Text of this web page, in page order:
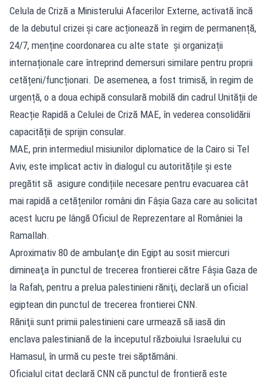
Celula de Criză a Ministerului Afacerilor Externe, activată încă
de la debutul crizei și care acționează în regim de permanență,
24/7, menține coordonarea cu alte state și organizații
internaționale care întreprind demersuri similare pentru proprii
cetățeni/funcționari. De asemenea, a fost trimisă, în regim de
urgență, o a doua echipă consulară mobilă din cadrul Unității de
Reacție Rapidă a Celulei de Criză MAE, în vederea consolidării
capacității de sprijin consular.
MAE, prin intermediul misiunilor diplomatice de la Cairo si Tel
Aviv, este implicat activ în dialogul cu autoritățile și este
pregătit să asigure condițiile necesare pentru evacuarea cât
mai rapidă a cetățenilor români din Fâșia Gaza care au solicitat
acest lucru pe lângă Oficiul de Reprezentare al României la
Ramallah.
Aproximativ 80 de ambulanţe din Egipt au sosit miercuri
dimineaţa în punctul de trecerea frontierei către Fâşia Gaza de
la Rafah, pentru a prelua palestinieni răniţi, declară un oficial
egiptean din punctul de trecerea frontierei CNN.
Răniţii sunt primii palestinieni care urmează să iasă din
enclava palestiniană de la începutul războiului Israelului cu
Hamasul, în urmă cu peste trei săptămâni.
Oficialul citat declară CNN că punctul de frontieră este